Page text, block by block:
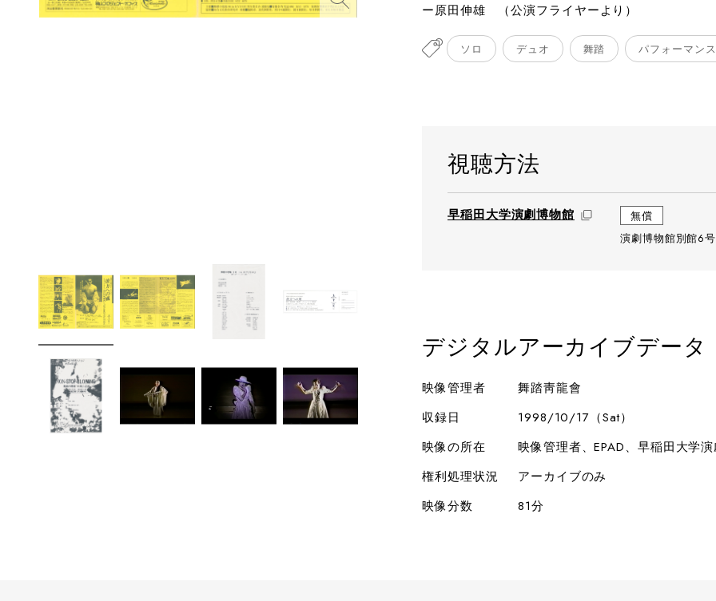
ー原田伸雄 （公演フライヤーより）
ソロ デュオ 舞踏 パフォーマンス
視聴方法
早稲田大学演劇博物館
無償
演劇博物館別館6
デジタルアーカイブデータ
映像管理者
舞踏靑龍會
収録日
1998/10/17（Sat）
映像の所在
映像管理者、EPAD、早稲田大学
権利処理状況
アーカイブのみ
映像分数
81分